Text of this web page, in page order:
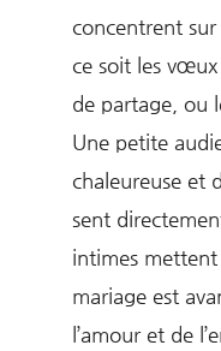
concentrent
ce soit les
de partage, ou
Une petite
chaleureuse et
sent
intimes mettent
mariage est
l’amour et de